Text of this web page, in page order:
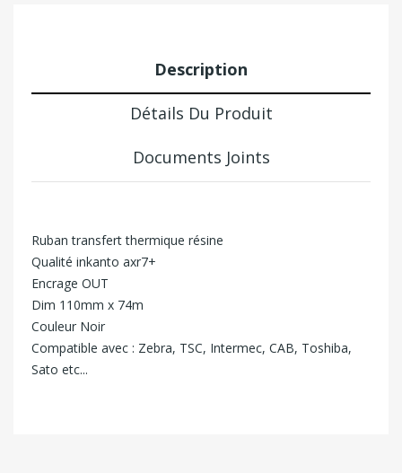
Description
Détails Du Produit
Documents Joints
Ruban transfert thermique résine
Qualité inkanto axr7+
Encrage OUT
Dim 110mm x 74m
Couleur Noir
Compatible avec : Zebra, TSC, Intermec, CAB, Toshiba,
Sato etc...